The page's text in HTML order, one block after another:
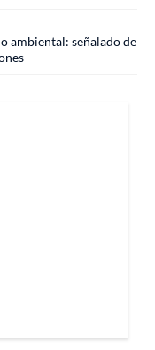
ambiental: señalado de